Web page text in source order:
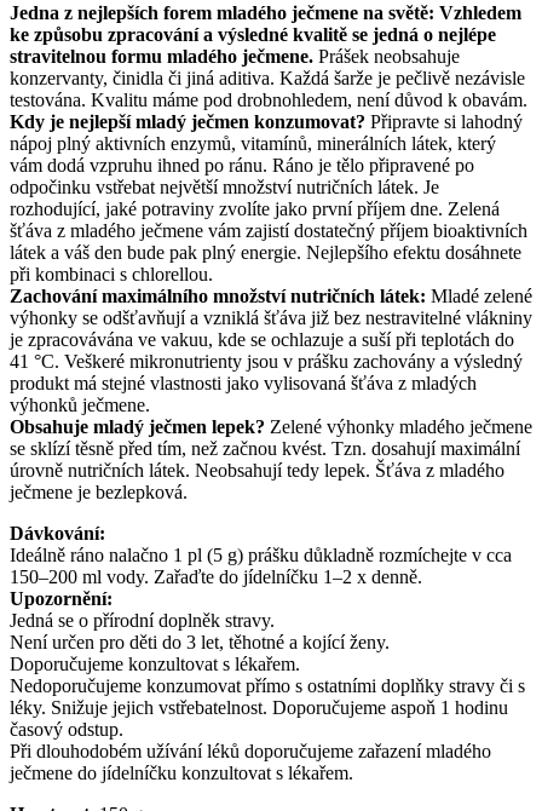
Jedna z nejlepších forem mladého ječmene na světě: Vzhledem
ke způsobu zpracování a výsledné kvalitě se jedná o nejlépe
stravitelnou formu mladého ječmene. Prášek neobsahuje
konzervanty, činidla či jiná aditiva. Každá šarže je pečlivě nezávisle
testována. Kvalitu máme pod drobnohledem, není důvod k obavám.
Kdy je nejlepší mladý ječmen konzumovat? Připravte si lahodný
nápoj plný aktivních enzymů, vitamínů, minerálních látek, který
vám dodá vzpruhu ihned po ránu. Ráno je tělo připravené po
odpočinku vstřebat největší množství nutričních látek. Je
rozhodující, jaké potraviny zvolíte jako první příjem dne. Zelená
šťáva z mladého ječmene vám zajistí dostatečný příjem bioaktivních
látek a váš den bude pak plný energie. Nejlepšího efektu dosáhnete
při kombinaci s chlorellou.
Zachování maximálního množství nutričních látek: Mladé zelené
výhonky se odšťavňují a vzniklá šťáva již bez nestravitelné vlákniny
je zpracovávána ve vakuu, kde se ochlazuje a suší při teplotách do
41 °C. Veškeré mikronutrienty jsou v prášku zachovány a výsledný
produkt má stejné vlastnosti jako vylisovaná šťáva z mladých
výhonků ječmene.
Obsahuje mladý ječmen lepek? Zelené výhonky mladého ječmene
se sklízí těsně před tím, než začnou kvést. Tzn. dosahují maximální
úrovně nutričních látek. Neobsahují tedy lepek. Šťáva z mladého
ječmene je bezlepková.
Dávkování:
Ideálně ráno nalačno 1 pl (5 g) prášku důkladně rozmíchejte v cca
150–200 ml vody. Zařaďte do jídelníčku 1–2 x denně.
Upozornění:
Jedná se o přírodní doplněk stravy.
Není určen pro děti do 3 let, těhotné a kojící ženy.
Doporučujeme konzultovat s lékařem.
Nedoporučujeme konzumovat přímo s ostatními doplňky stravy či s
léky. Snižuje jejich vstřebatelnost. Doporučujeme aspoň 1 hodinu
časový odstup.
Při dlouhodobém užívání léků doporučujeme zařazení mladého
ječmene do jídelníčku konzultovat s lékařem.